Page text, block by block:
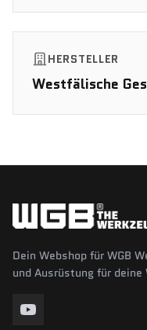
HERSTELLER
Westfälische
Dein Webshop für WGB
und Ausrüstung für